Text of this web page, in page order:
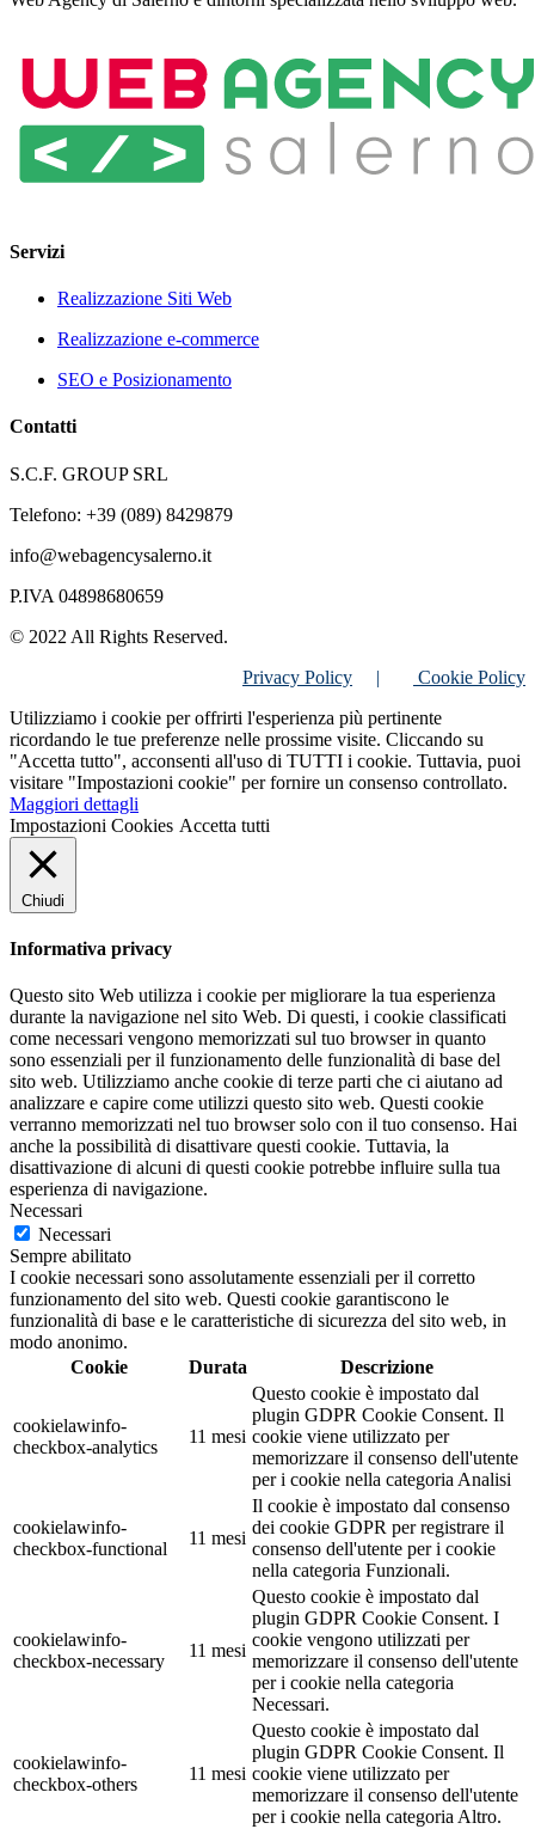
Servizi
Realizzazione Siti Web
Realizzazione e-commerce
SEO e Posizionamento
Contatti
S.C.F. GROUP SRL
Telefono: +39 (089) 8429879
info@webagencysalerno.it
P.IVA 04898680659
© 2022 All Rights Reserved.
Privacy Policy |
Cookie Policy
Utilizziamo i cookie per offrirti l'esperienza più pertinente
ricordando le tue preferenze nelle prossime visite. Cliccando su
"Accetta tutto", acconsenti all'uso di TUTTI i cookie. Tuttavia, puoi
visitare "Impostazioni cookie" per fornire un consenso controllato.
Maggiori dettagli
Impostazioni Cookies Accetta tutti
Chiudi
Informativa privacy
Questo sito Web utilizza i cookie per migliorare la tua esperienza
durante la navigazione nel sito Web. Di questi, i cookie classificati
come necessari vengono memorizzati sul tuo browser in quanto
sono essenziali per il funzionamento delle funzionalità di base del
sito web. Utilizziamo anche cookie di terze parti che ci aiutano ad
analizzare e capire come utilizzi questo sito web. Questi cookie
verranno memorizzati nel tuo browser solo con il tuo consenso. Hai
anche la possibilità di disattivare questi cookie. Tuttavia, la
disattivazione di alcuni di questi cookie potrebbe influire sulla tua
esperienza di navigazione.
Necessari
Necessari
Sempre abilitato
I cookie necessari sono assolutamente essenziali per il corretto
funzionamento del sito web. Questi cookie garantiscono le
funzionalità di base e le caratteristiche di sicurezza del sito web, in
modo anonimo.
Cookie
Durata Descrizione
cookielawinfo-
checkbox-analytics
11 mesi
Questo cookie è impostato dal
plugin GDPR Cookie Consent. Il
cookie viene utilizzato per
memorizzare il consenso dell'utente
per i cookie nella categoria Analisi
cookielawinfo-
checkbox-functional
11 mesi
Il cookie è impostato dal consenso
dei cookie GDPR per registrare il
consenso dell'utente per i cookie
nella categoria Funzionali.
cookielawinfo-
checkbox-necessary
11 mesi
Questo cookie è impostato dal
plugin GDPR Cookie Consent. I
cookie vengono utilizzati per
memorizzare il consenso dell'utente
per i cookie nella categoria
Necessari.
cookielawinfo-
checkbox-others
11 mesi
Questo cookie è impostato dal
plugin GDPR Cookie Consent. Il
cookie viene utilizzato per
memorizzare il consenso dell'utente
per i cookie nella categoria Altro.